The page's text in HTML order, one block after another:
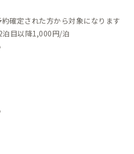
戸市は高速道路で繋がっているの
しての利用にも便利な場所です。
確定された方から対象になります
泊目以降1,000円/泊